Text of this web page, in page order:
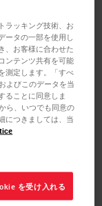
Sales
AI
Era of
ラッキング技術、お
ータの一部を使用し
、お客様に合わせた
ンテンツ共有を可能
測定します。「すべ
よびこのデータを当
ることに同意しま
ら、いつでも同意の
につきましては、当
を受け入れる